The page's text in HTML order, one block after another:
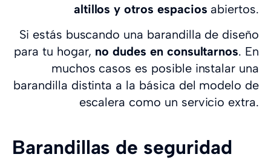
altillos y otros espacios abiertos.
Si estás buscando una barandilla de diseño
para tu hogar, no dudes en consultarnos. En
muchos casos es posible instalar una
barandilla distinta a la básica del modelo de
escalera como un servicio extra.
Barandillas de seguridad